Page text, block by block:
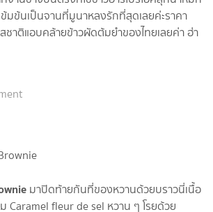
มข้นเป็นจานที่มูนาหลงรักที่สุดเลยค่ะราคา
ชาติแอบคล้ายข้าวผัดต้มยำของไทยเลยค่า ฮ่า
มาปิดท้ายกันที่ของหวานด้วยบราวนี่เนื้อ
fleur de sel หวาน ๆ โรยด้วย